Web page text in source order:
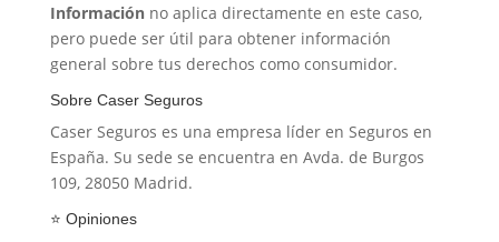
Informaciónno aplica directamente en este caso,
pero puede ser útil para obtener información
general sobre tus derechos como consumidor.
Sobre Caser Seguros
Caser Seguros es una empresa líder en Seguros en
España. Su sede se encuentra en Avda. de Burgos
109, 28050 Madrid.
⭐ Opiniones